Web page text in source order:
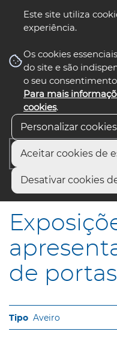
Este site utiliza
experiência.
Os cookies
do site e são
o seu
Para mais
cookies.
Personalizar cookies
Aceitar cookies de
Desativar cookies
nos
Início
Exposições da CMA
de portas
Aveiro